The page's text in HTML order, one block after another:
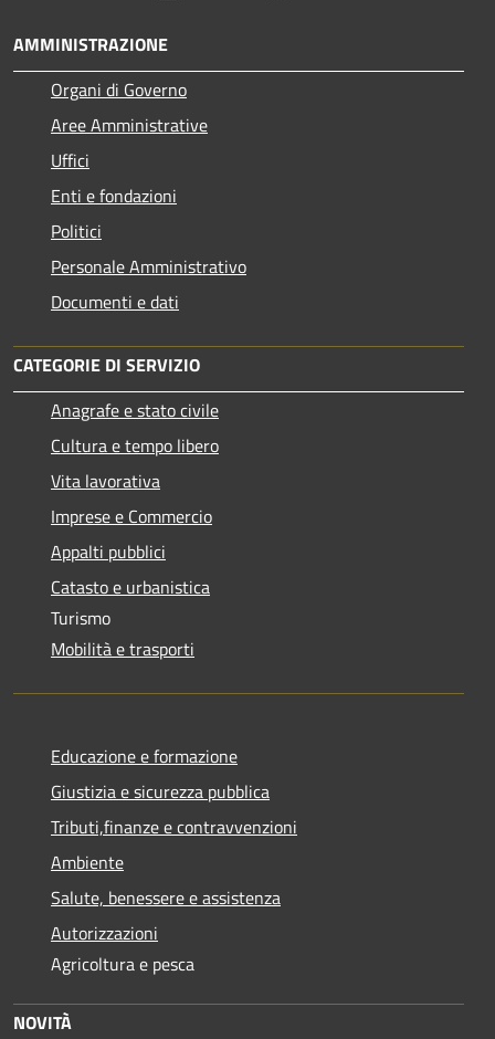
AMMINISTRAZIONE
Organi di Governo
Aree Amministrative
Uffici
Enti e fondazioni
Politici
Personale Amministrativo
Documenti e dati
CATEGORIE DI SERVIZIO
Anagrafe e stato civile
Cultura e tempo libero
Vita lavorativa
Imprese e Commercio
Appalti pubblici
Catasto e urbanistica
Turismo
Mobilità e trasporti
Educazione e formazione
Giustizia e sicurezza pubblica
Tributi,finanze e contravvenzioni
Ambiente
Salute, benessere e assistenza
Autorizzazioni
Agricoltura e pesca
NOVITÀ